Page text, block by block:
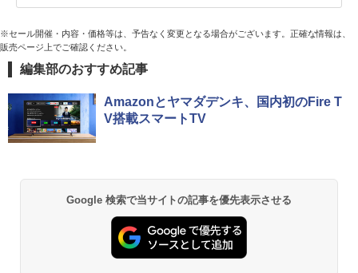
※セール開催・内容・価格等は、予告なく変更となる場合がございます。正確な情報は、
販売ページ上でご確認ください。
編集部のおすすめ記事
Amazonとヤマダデンキ、国内初のFire T
V搭載スマートTV
Google 検索で当サイトの記事を優先表示させる